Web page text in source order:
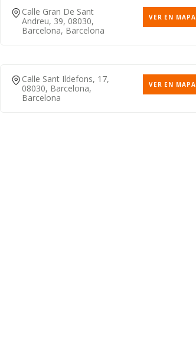
Calle Gran De Sant
Andreu, 39, 08030,
Barcelona, Barcelona
VER EN MAPA
Calle Sant Ildefons, 17,
08030, Barcelona,
Barcelona
VER EN MAPA